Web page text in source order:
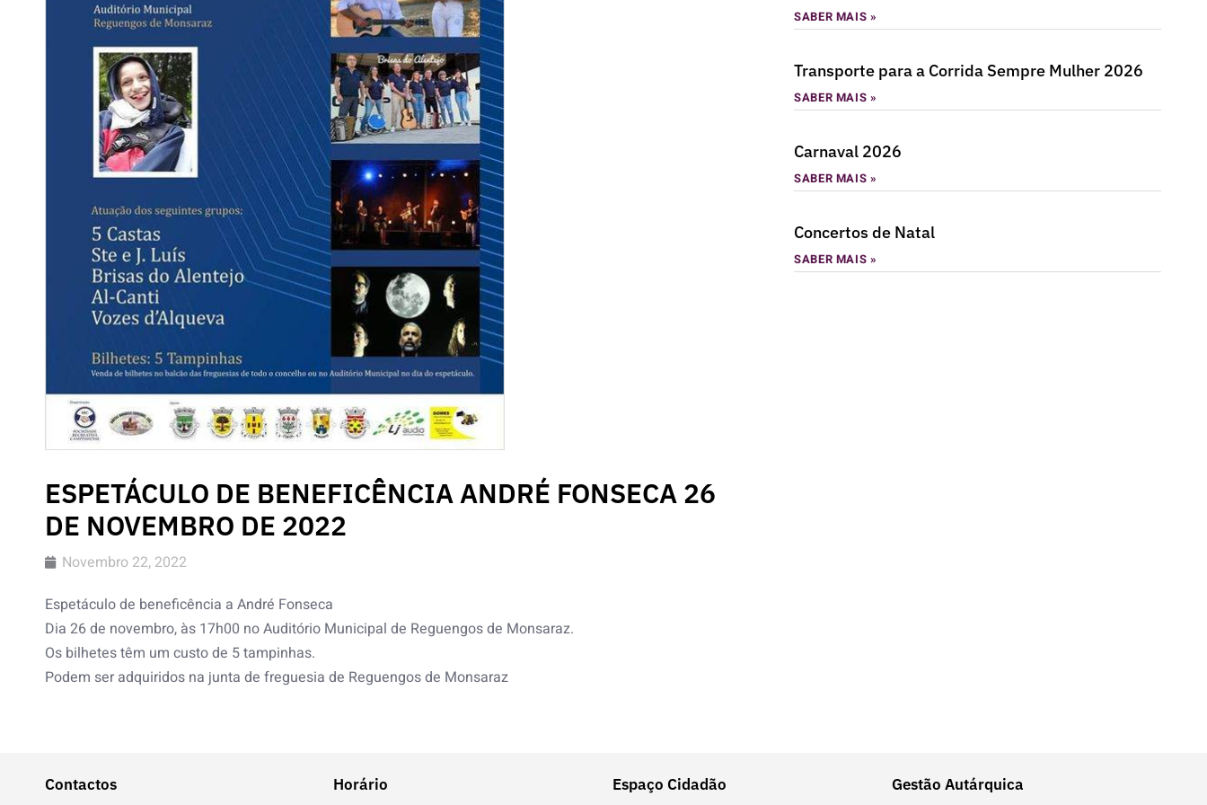
ESPETÁCULO DE BENEFICÊNCIA ANDRÉ FONSECA 26
DE NOVEMBRO DE 2022
Novembro 22, 2022
Espetáculo de beneficência a André Fonseca
Dia 26 de novembro, às 17h00 no Auditório Municipal de Reguengos de Monsaraz.
Os bilhetes têm um custo de 5 tampinhas.
Podem ser adquiridos na junta de freguesia de Reguengos de Monsaraz
SABER MAIS »
Transporte para a Corrida Sempre Mulher 2026
SABER MAIS »
Carnaval 2026
SABER MAIS »
Concertos de Natal
SABER MAIS »
Contactos Horário Espaço Cidadão Gestão Autárquica